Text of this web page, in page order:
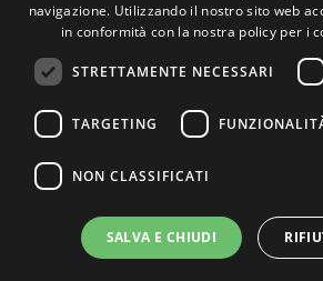
navigazione. Utilizzando il nostro sito web
in conformità con la nostra policy per i
STRETTAMENTE NECESSARI
TARGETING
NON CLASSIFICATI
SALVA E CHIUDI